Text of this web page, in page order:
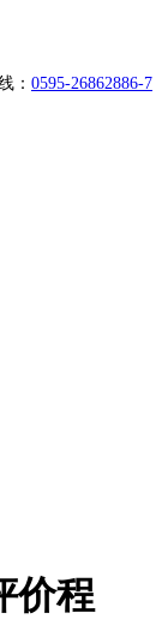
： 0595-26862886-7
价程